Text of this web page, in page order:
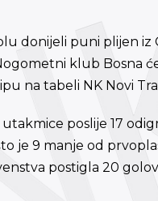
donijeli puni plijen iz
klub Bosna
na tabeli NK Novi
poslije 17
je 9 manje od
postigla 20